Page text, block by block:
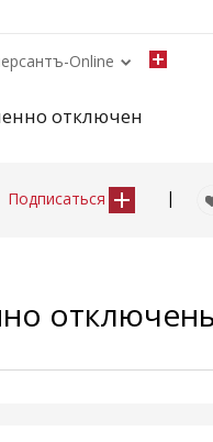
Online
отключен
Подписаться |